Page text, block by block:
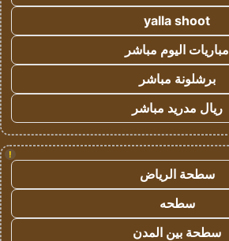
yalla shoot
مباريات اليوم مباشر
برشلونة مباشر
ريال مدريد مباشر
!
سطحة الرياض
سطحه
سطحة بين المدن